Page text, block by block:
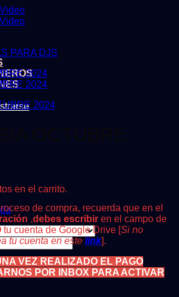
en el carrito.
PARA DJS
OCTUBRE
de compra, recuerda que en el
,debes escribir en el campo de
tu cuenta de Google Drive [Si no
tu cuenta en este link].
VEZ REALIZADO EL PAGO
POR INBOX PARA ACTIVAR